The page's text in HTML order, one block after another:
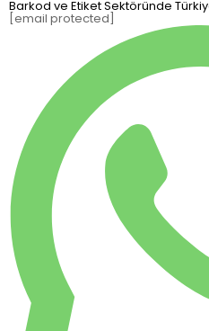
Barkod ve Etiket Sektöründe
[email protected]